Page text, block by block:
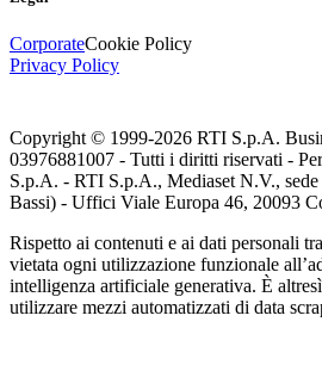
CorporateCookie Policy
Privacy Policy
Copyright © 1999-2026 RTI S.p.A.
03976881007 - Tutti i diritti riservati -
S.p.A. - RTI S.p.A., Mediaset N.V., sede
Bassi) - Uffici Viale Europa 46, 20093
Rispetto ai contenuti e ai dati personali
vietata ogni utilizzazione funzionale
intelligenza artificiale generativa. È
utilizzare mezzi automatizzati di data